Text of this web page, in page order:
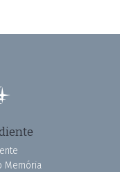
Memória